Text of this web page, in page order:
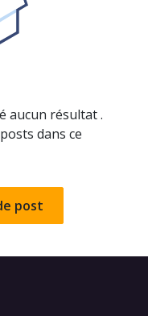
aucun résultat.
dans ce
post